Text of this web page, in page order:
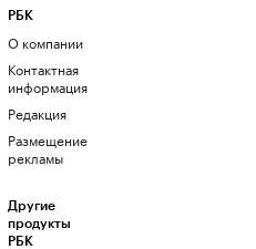
РБК
О компании
Контактная
информация
Редакция
Размещение
рекламы
Другие
продукты
РБК